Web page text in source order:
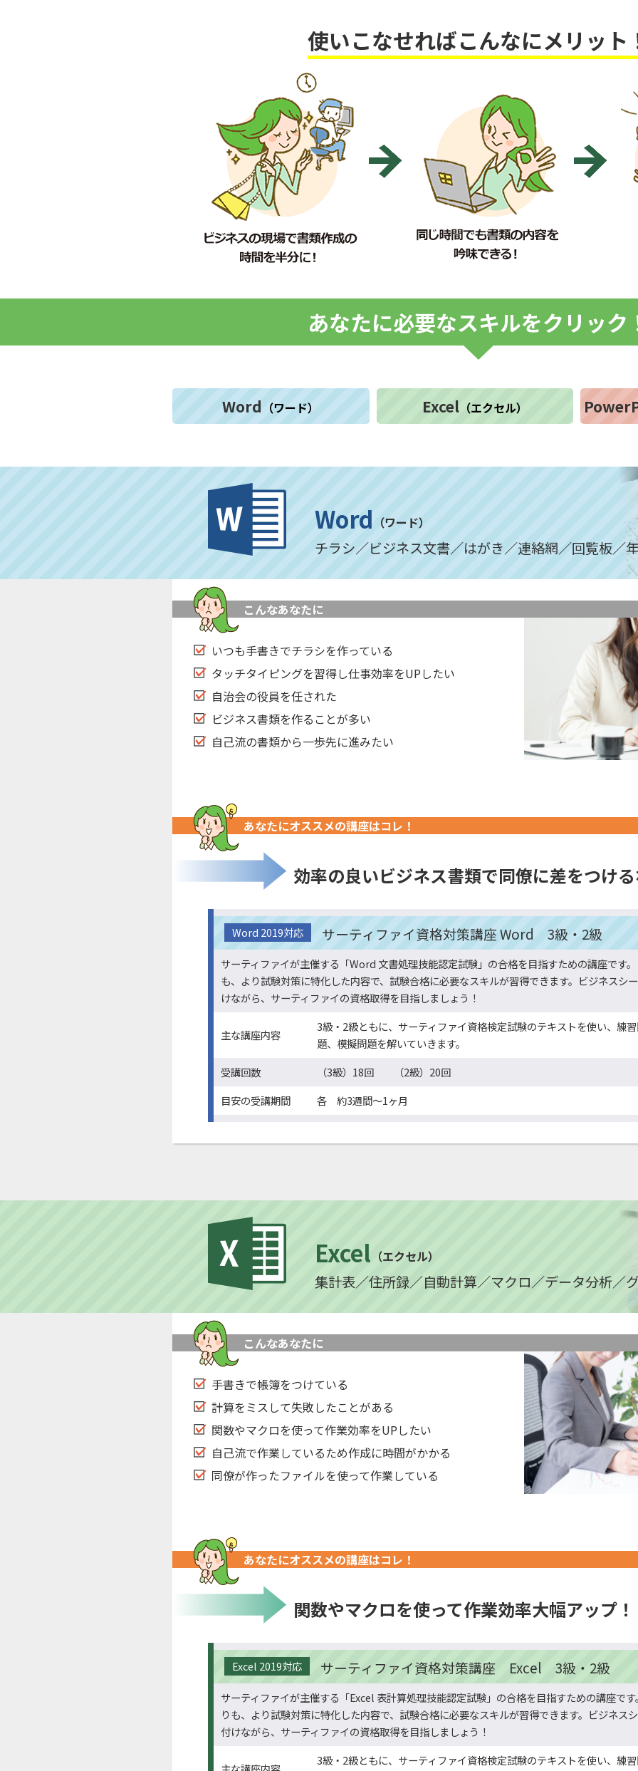
使いこなせればこんなにメリット
あなたに必要なスキルをクリック
Word （ワード） Excel （エクセル）
Word （ワード）
チラシ／ビジネス文書／はがき／連絡網／回覧板／
こんなあなたに
いつも手書きでチラシを作っている
タッチタイピングを習得し仕事効率をUPしたい
自治会の役員を任された
ビジネス書類を作ることが多い
自己流の書類から一歩先に進みたい
あなたにオススメの講座はコレ！
効率の良いビジネス書類で同僚に差をつけ
Word 2019対応 サーティファイ資格対策講座Word 3級・2級
サーティファイが主催する「Word 文書処理技能認定試験」の合格を目指すための講座です
も、より試験対策に特化した内容で、試験合格に必要なスキルが習得できます。ビジネスシ
けながら、サーティファイの資格取得を目指しましょう！
主な講座内容
3級・2級ともに、サーティファイ資格検定試験のテキストを使い、練
題、模擬問題を解いていきます。
受講回数
（3級）18回 （2級）20回
目安の受講期間 各 約3週間～1ヶ月
Excel （エクセル）
集計表／住所録／自動計算／マクロ／データ分析／
こんなあなたに
手書きで帳簿をつけている
計算をミスして失敗したことがある
関数やマクロを使って作業効率をUPしたい
自己流で作業しているため作成に時間がかかる
同僚が作ったファイルを使って作業している
あなたにオススメの講座はコレ！
関数やマクロを使って作業効率大幅アップ！
Excel 2019対応 サーティファイ資格対策講座 Excel 3級・2級
サーティファイが主催する「Excel 表計算処理技能認定試験」の合格を目指すための講座で
りも、より試験対策に特化した内容で、試験合格に必要なスキルが習得できます。ビジネス
付けながら、サーティファイの資格取得を目指しましょう！
3級・2級ともに、サーティファイ資格検定試験のテキストを使い、練